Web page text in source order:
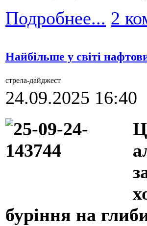
Подробнее... 2
Найбільше у світі
стрела-дайджест
24.09.2025 16:40
буріння на